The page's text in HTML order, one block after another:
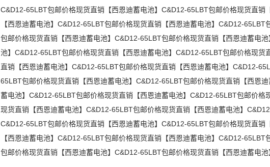
C&D12-65LBT包邮价格现货直销【西恩迪蓄电池】C&D12-65LBT包邮价格现货直
【西恩迪蓄电池】C&D12-65LBT包邮价格现货直销【西恩迪蓄电池】C&D12-
包邮价格现货直销【西恩迪蓄电池】C&D12-65LBT包邮价格现货直销【西恩迪蓄电
池】C&D12-65LBT包邮价格现货直销【西恩迪蓄电池】C&D12-65LBT包邮价格现
直销【西恩迪蓄电池】C&D12-65LBT包邮价格现货直销【西恩迪蓄电池】C&D12-
65LBT包邮价格现货直销【西恩迪蓄电池】C&D12-65LBT包邮价格现货直销【西恩
蓄电池】C&D12-65LBT包邮价格现货直销【西恩迪蓄电池】C&D12-65LBT包邮价
现货直销【西恩迪蓄电池】C&D12-65LBT包邮价格现货直销【西恩迪蓄电池】
C&D12-65LBT包邮价格现货直销【西恩迪蓄电池】C&D12-65LBT包邮价格现货直
【西恩迪蓄电池】C&D12-65LBT包邮价格现货直销【西恩迪蓄电池】C&D12-
包邮价格现货直销【西恩迪蓄电池】C&D12-65LBT包邮价格现货直销【西恩迪蓄电